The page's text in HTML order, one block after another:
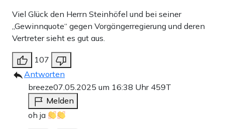
Viel Glück den Herrn Steinhöfel und bei seiner
„Gewinnquote“ gegen Vorgängerregierung und deren
Vertreter sieht es gut aus.
107
Antworten
breeze07.05.2025 um 16:38 Uhr 459T
Melden
oh ja